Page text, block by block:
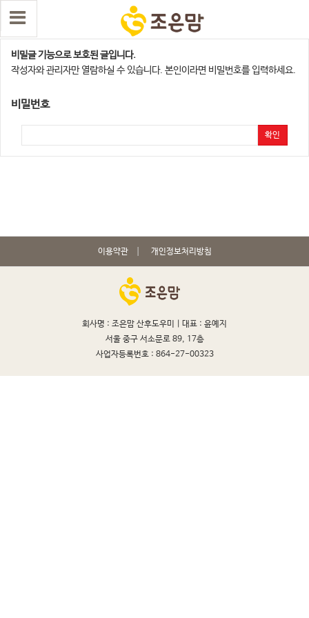
평택,화성지점
비밀글 기능으로 보호된 글입니다.
작성자와 관리자만 열람하실 수 있습니다. 본인이라면 비밀번호를 입력하세요.
비밀번호
확인
이용약관 개인정보처리방침
회사명 : 조은맘 산후도우미 | 대표 : 윤예지
서울 중구 서소문로 89, 17층
사업자등록번호 : 864-27-00323